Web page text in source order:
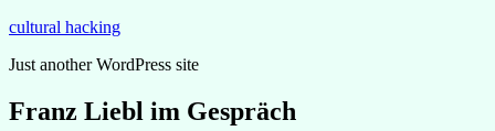
Zum
springen
cultural hacking
Just another WordPress site
Franz Liebl im Gespräch